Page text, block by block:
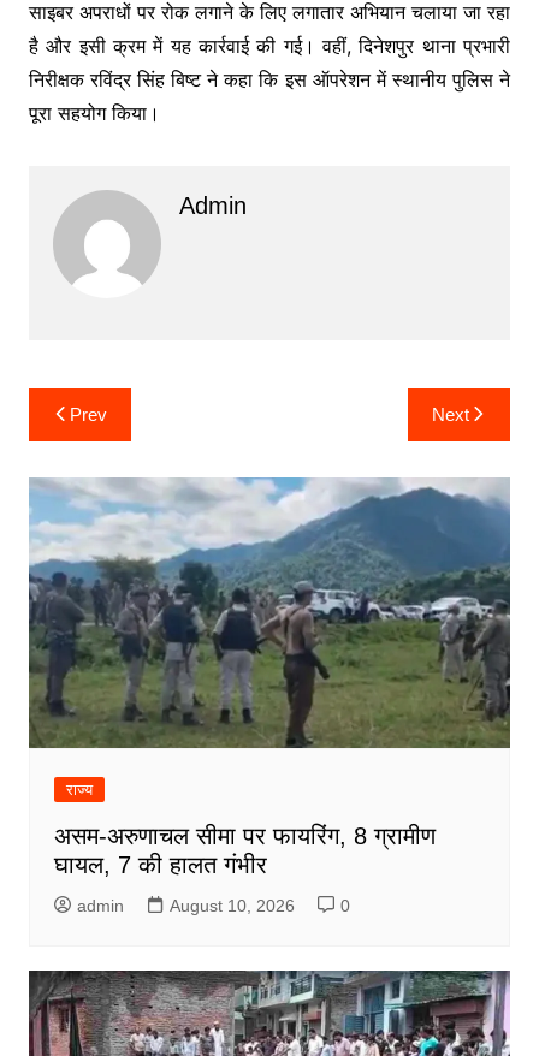
साइबर अपराधों पर रोक लगाने के लिए लगातार अभियान चलाया जा रहा
है और इसी क्रम में यह कार्रवाई की गई। वहीं, दिनेशपुर थाना प्रभारी
निरीक्षक रविंद्र सिंह बिष्ट ने कहा कि इस ऑपरेशन में स्थानीय पुलिस ने
पूरा सहयोग किया।
Admin
Post
navigation
Prev Next
राज्य
असम-अरुणाचल सीमा पर फायरिंग, 8 ग्रामीण
घायल, 7 की हालत गंभीर
admin August 10, 2026 0